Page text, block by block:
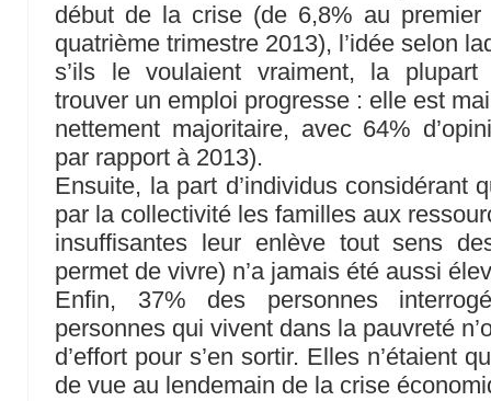
début de la crise (de 6,8% au
quatrième trimestre 2013), l’idée selon
s’ils le voulaient vraiment, la plupart
trouver un emploi progresse : elle est
nettement majoritaire, avec 64%
par rapport à 2013).
Ensuite, la part d’individus considérant
par la collectivité les familles aux
insuffisantes leur enlève tout sens
permet de vivre) n’a jamais été aussi
Enfin, 37% des personnes
personnes qui vivent dans la pauvreté
d’effort pour s’en sortir. Elles n’étaient
de vue au lendemain de la crise